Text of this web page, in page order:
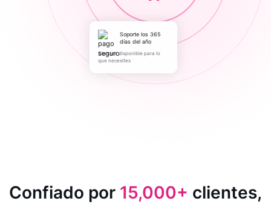
Soporte los 365
días del año
Siempre disponible para lo
que necesites
Confiado por 15,000+ clientes,